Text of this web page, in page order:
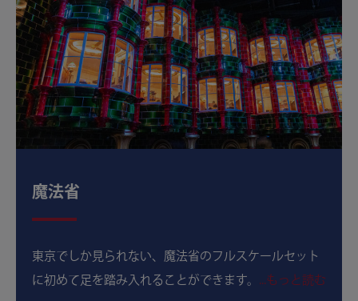
魔法省
東京でしか見られない、魔法省のフルスケールセット
に初めて足を踏み入れることができます。 ...もっと読む